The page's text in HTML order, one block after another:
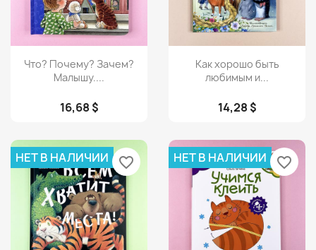
Просмотр
Что? Почему? Зачем?
Малышу....
16,68 $
Просмотр
Как хорошо быть
любимым и...
14,28 $
НЕТ В НАЛИЧИИ favorite_border НЕТ В НАЛИЧИИ favorite_border